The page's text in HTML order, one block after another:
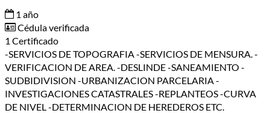
1 año
Cédula verificada
1 Certificado
-SERVICIOS DE TOPOGRAFIA -SERVICIOS DE MENSURA. -
VERIFICACION DE AREA. -DESLINDE -SANEAMIENTO -
SUDBIDIVISION -URBANIZACION PARCELARIA -
INVESTIGACIONES CATASTRALES -REPLANTEOS -CURVA
DE NIVEL -DETERMINACION DE HEREDEROS ETC.